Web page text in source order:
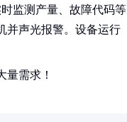
监测产量、故障代码等
并声光报警。设备运行
需求！